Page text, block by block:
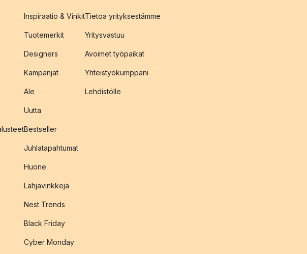
Inspiraatio & Vinkit
Tuotemerkit
Designers
Kampanjat
Ale
Uutta
Bestseller
Juhlatapahtumat
Huone
Lahjavinkkejä
Nest Trends
Black Friday
Cyber Monday
Tietoa yrityksestämme
Yritysvastuu
Avoimet työpaikat
Yhteistyökumppani
Lehdistölle